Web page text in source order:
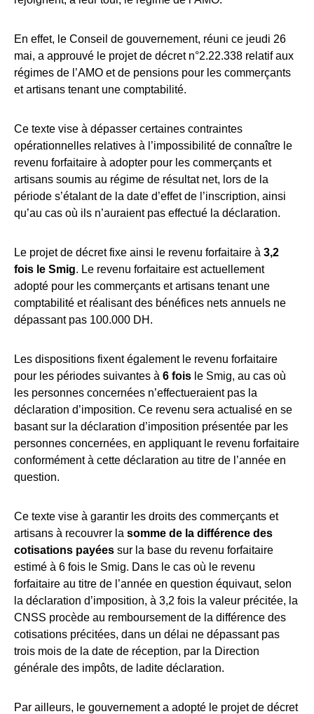
En effet, le Conseil de gouvernement, réuni ce jeudi 26
mai, a approuvé le projet de décret n°2.22.338 relatif aux
régimes de l’AMO et de pensions pour les commerçants
et artisans tenant une comptabilité.
Ce texte vise à dépasser certaines contraintes
opérationnelles relatives à l’impossibilité de connaître le
revenu forfaitaire à adopter pour les commerçants et
artisans soumis au régime de résultat net, lors de la
période s’étalant de la date d’effet de l’inscription, ainsi
qu’au cas où ils n’auraient pas effectué la déclaration.
Le projet de décret fixe ainsi le revenu forfaitaire à 3,2
fois le Smig. Le revenu forfaitaire est actuellement
adopté pour les commerçants et artisans tenant une
comptabilité et réalisant des bénéfices nets annuels ne
dépassant pas 100.000 DH.
Les dispositions fixent également le revenu forfaitaire
pour les périodes suivantes à 6 fois le Smig, au cas où
les personnes concernées n’effectueraient pas la
déclaration d’imposition. Ce revenu sera actualisé en se
basant sur la déclaration d’imposition présentée par les
personnes concernées, en appliquant le revenu forfaitaire
conformément à cette déclaration au titre de l’année en
question.
Ce texte vise à garantir les droits des commerçants et
artisans à recouvrer la somme de la différence des
cotisations payées sur la base du revenu forfaitaire
estimé à 6 fois le Smig. Dans le cas où le revenu
forfaitaire au titre de l’année en question équivaut, selon
la déclaration d’imposition, à 3,2 fois la valeur précitée, la
CNSS procède au remboursement de la différence des
cotisations précitées, dans un délai ne dépassant pas
trois mois de la date de réception, par la Direction
générale des impôts, de ladite déclaration.
Par ailleurs, le gouvernement a adopté le projet de décret